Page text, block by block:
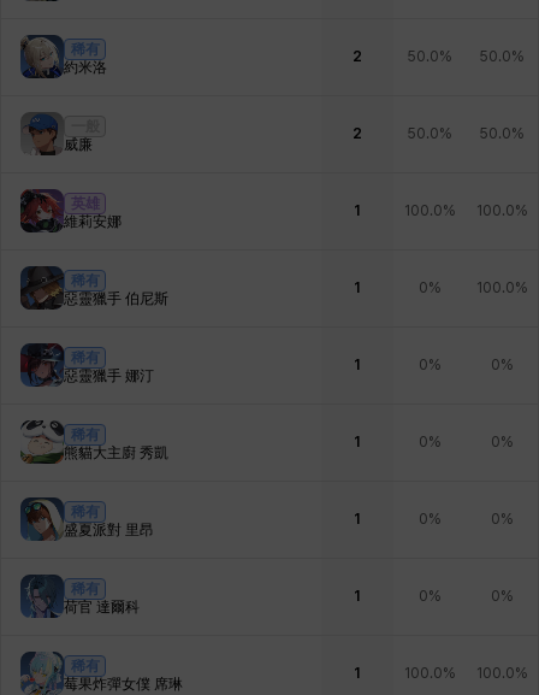
稀有
約米洛
2 50.0% 50.0%
威廉
2 50.0% 50.0%
英雄
維莉安娜
1 100.0% 100.0%
稀有
惡靈獵手 伯尼斯
1 0% 100.0%
稀有
惡靈獵手 娜汀
1 0% 0%
稀有
熊貓大主廚 秀凱
1 0% 0%
稀有
盛夏派對 里昂
1 0% 0%
稀有
荷官 達爾科
1 0% 0%
稀有
莓果炸彈女僕 席琳
1 100.0% 100.0%